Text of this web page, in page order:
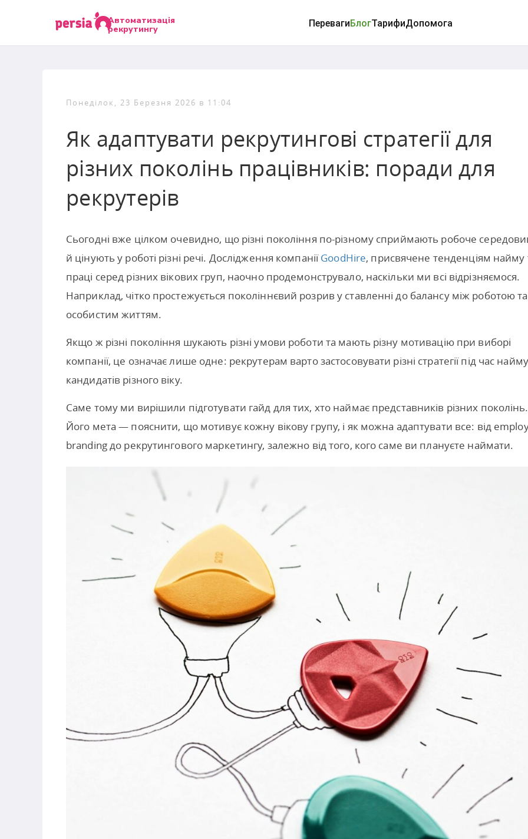
Автоматизація
рекрутингу
ПеревагиБлогТарифиДопомога
Понеділок, 23 Березня 2026 в 11:04
Як адаптувати рекрутингові стратегії для
різних поколінь працівників: поради для
рекрутерів
Сьогодні вже цілком очевидно, що різні покоління по-різному сприймають робоче
й цінують у роботі різні речі. Дослідження компаніїGoodHire, присвячене тенденціям найму
праці серед різних вікових груп, наочно продемонструвало, наскільки ми всі відрізняємося.
Наприклад, чітко простежується поколіннєвий розрив у ставленні до балансу між роботою та
особистим життям.
Якщо ж різні покоління шукають різні умови роботи та мають різну мотивацію при виборі
компанії, це означає лише одне: рекрутерам варто застосовувати різні стратегії під час найму
кандидатів різного віку.
Саме тому ми вирішили підготувати гайд для тих, хто наймає представників різних поколінь.
Його мета — пояснити, що мотивує кожну вікову групу, і як можна адаптувати все: від
branding до рекрутингового маркетингу, залежно від того, кого саме ви плануєте наймати.